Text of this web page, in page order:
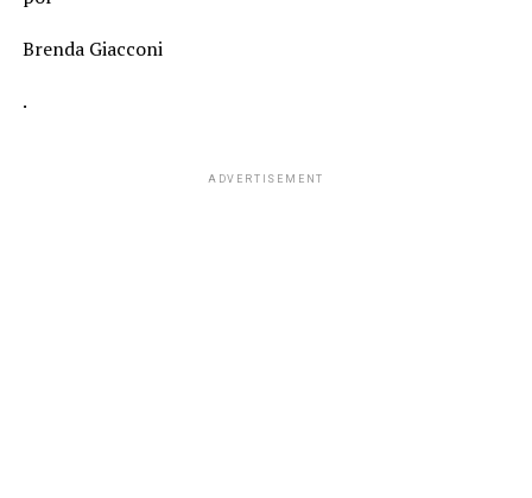
Brenda Giacconi
.
ADVERTISEMENT